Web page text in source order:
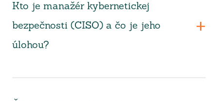
Kto je manažér kybernetickej
bezpečnosti (CISO) a čo je jeho
úlohou?